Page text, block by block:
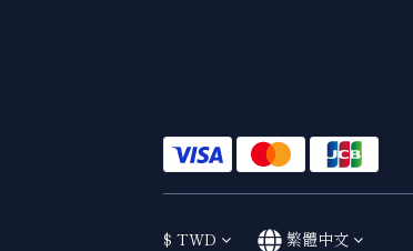
$ TWD 繁體中文